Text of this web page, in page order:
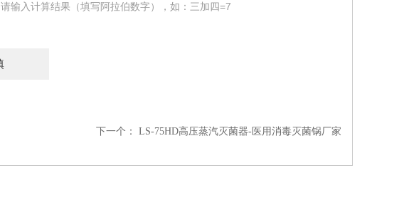
请输入计算结果（填写阿拉伯数字），如：三加四=7
下一个： LS-75HD高压蒸汽灭菌器-医用消毒灭菌锅厂家